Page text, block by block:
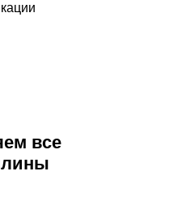
все